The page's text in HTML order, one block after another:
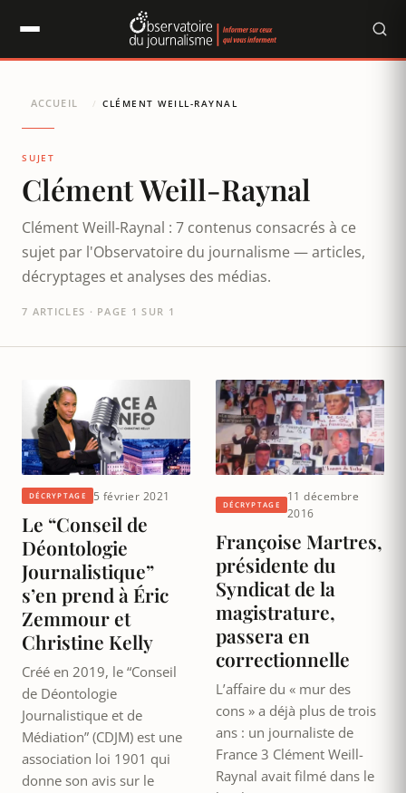
ACCUEIL / CLÉMENT WEILL-RAYNAL
SUJET
Clément Weill-Raynal
Clément Weill-Raynal : 7 contenus consacrés à ce
sujet par l'Observatoire du journalisme — articles,
décryptages et analyses des médias.
7 ARTICLES · PAGE 1 SUR 1
DÉCRYPTAGE 5 février 2021
Le “Conseil de
Déontologie
Journalistique”
s’en prend à Éric
Zemmour et
Christine Kelly
Créé en 2019, le “Conseil
de Déontologie
Journalistique et de
Médiation” (CDJM) est une
association loi 1901 qui
donne son avis sur le
DÉCRYPTAGE
11 décembre
2016
Françoise Martres,
présidente du
Syndicat de la
magistrature,
passera en
correctionnelle
L’affaire du « mur des
cons » a déjà plus de trois
ans : un journaliste de
France 3 Clément Weill-
Raynal avait filmé dans le
Panneau de gestion des cookies